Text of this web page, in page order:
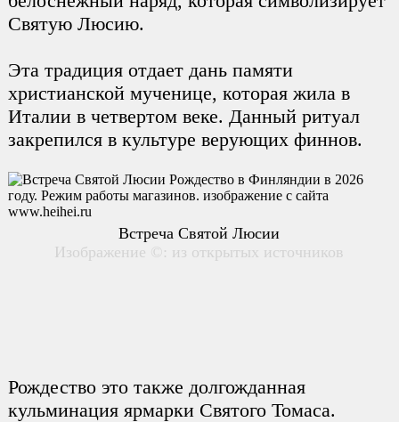
Святую Люсию.
Эта традиция отдает дань памяти
христианской мученице, которая жила в
Италии в четвертом веке. Данный ритуал
закрепился в культуре верующих финнов.
Встреча Святой Люсии
Изображение ©: из открытых источников
Рождество это также долгожданная
кульминация ярмарки Святого Томаса.